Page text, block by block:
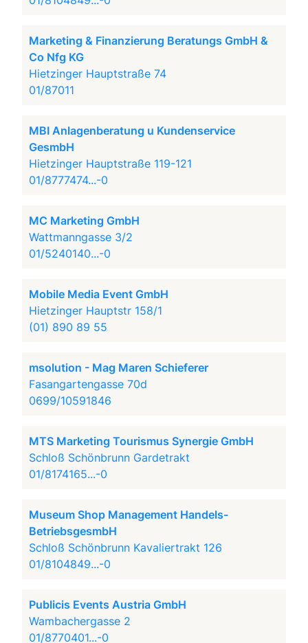
Marketing & Finanzierung Beratungs GmbH &
Co Nfg KG
Hietzinger Hauptstraße 74
01/87011
MBI Anlagenberatung u Kundenservice
GesmbH
Hietzinger Hauptstraße 119-121
01/8777474...-0
MC Marketing GmbH
Wattmanngasse 3/2
01/5240140...-0
Mobile Media Event GmbH
Hietzinger Hauptstr 158/1
(01) 890 89 55
msolution - Mag Maren Schieferer
Fasangartengasse 70d
0699/10591846
MTS Marketing Tourismus Synergie GmbH
Schloß Schönbrunn Gardetrakt
01/8174165...-0
Museum Shop Management Handels-
BetriebsgesmbH
Schloß Schönbrunn Kavaliertrakt 126
01/8104849...-0
Publicis Events Austria GmbH
Wambachergasse 2
01/8770401...-0